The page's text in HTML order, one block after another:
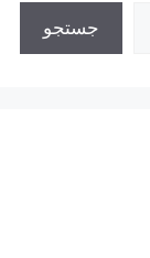
جستجو